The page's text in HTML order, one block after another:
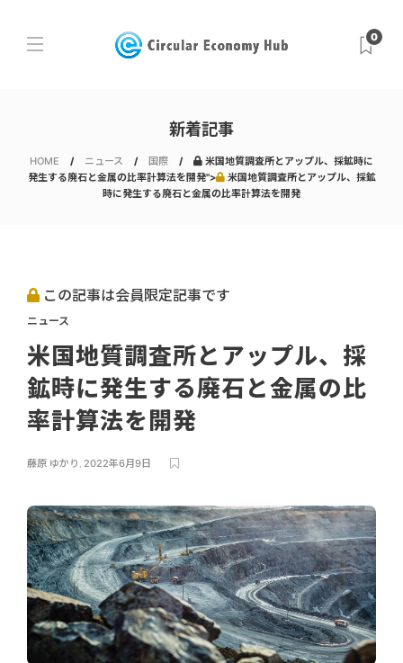
0
新着記事
HOME ニュース 国際
米国地質調査所とアップル、採鉱時に
発生する廃石と金属の比率計算法を開発">
米国地質調査所とアップル、採鉱
時に発生する廃石と金属の比率計算法を開発
この記事は会員限定記事です
ニュース
米国地質調査所とアップル、採
鉱時に発生する廃石と金属の比
率計算法を開発
藤原 ゆかり , 2022年6月9日